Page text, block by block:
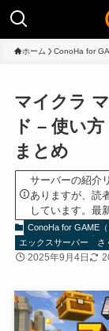
ホーム ConoHa for
マイクラ
ド – 使い
まとめ
サーバーの紹介
ありますが、読
しています。最
ConoHa for GAME
エックスサーバー
さ
2025年9月4日